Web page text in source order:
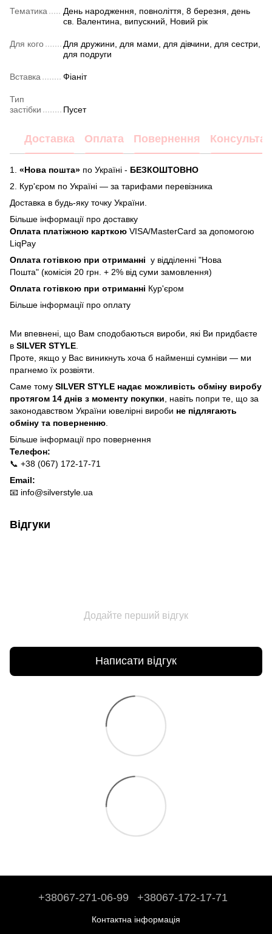
Тематика
День народження, повноліття, 8 березня, день
св. Валентина, випускний, Новий рік
Для кого
Для дружини, для мами, для дівчини, для сестри,
для подруги
Вставка Фіаніт
Тип
застібки
Пусет
Доставка Оплата Повернення
1. «Нова пошта» по Україні - БЕЗКОШТОВНО
2.
Кур'єром по Україні — за тарифами перевізника
Доставка в будь-яку точку України.
Більше інформації про доставку
Оплата платіжною карткою VISA/MasterCard за допомогою
LiqPay
Оплата готівкою при отриманні у відділенні "Нова
Пошта" (комісія 20 грн. + 2% від суми замовлення)
Оплата готівкою при отриманні Кур'єром
Більше інформації про оплату
Ми впевнені, що Вам сподобаються вироби, які Ви придбаєте
в SILVER STYLE
Проте, якщо у Вас виникнуть хоча б найменші сумніви — ми
прагнемо їх розвіяти.
Саме тому SILVER STYLE надає можливість обміну виробу
протягом 14 днів з моменту покупки , навіть попри те, що за
законодавством України ювелірні вироби не підлягають
обміну та поверненню
Більше інформації про повернення
Телефон:
📞 +38 (067) 172-17-71
Email:
📧 info@silverstyle.ua
Відгуки
Додайте перший відгук
Написати відгук
+38067-271-06-99 +38067-172-17-71
Контактна інформація